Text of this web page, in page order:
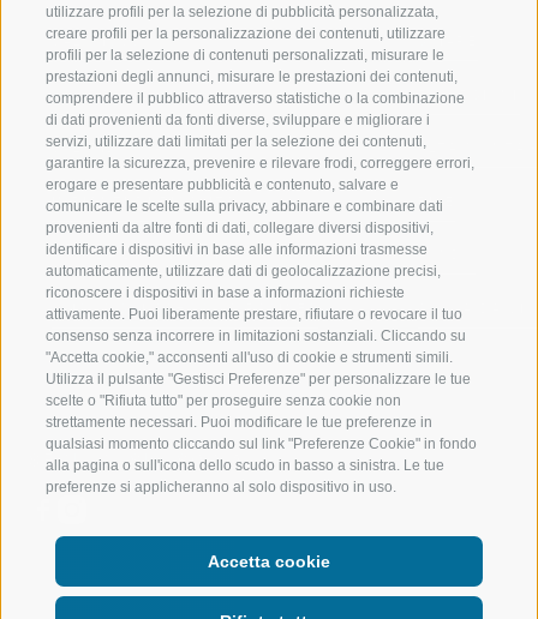
utilizzare profili per la selezione di pubblicità personalizzata,
creare profili per la personalizzazione dei contenuti, utilizzare
profili per la selezione di contenuti personalizzati, misurare le
prestazioni degli annunci, misurare le prestazioni dei contenuti,
comprendere il pubblico attraverso statistiche o la combinazione
di dati provenienti da fonti diverse, sviluppare e migliorare i
servizi, utilizzare dati limitati per la selezione dei contenuti,
garantire la sicurezza, prevenire e rilevare frodi, correggere errori,
erogare e presentare pubblicità e contenuto, salvare e
comunicare le scelte sulla privacy, abbinare e combinare dati
provenienti da altre fonti di dati, collegare diversi dispositivi,
identificare i dispositivi in base alle informazioni trasmesse
automaticamente, utilizzare dati di geolocalizzazione precisi,
riconoscere i dispositivi in base a informazioni richieste
attivamente. Puoi liberamente prestare, rifiutare o revocare il tuo
consenso senza incorrere in limitazioni sostanziali. Cliccando su
"Accetta cookie," acconsenti all'uso di cookie e strumenti simili.
Utilizza il pulsante "Gestisci Preferenze" per personalizzare le tue
scelte o "Rifiuta tutto" per proseguire senza cookie non
strettamente necessari. Puoi modificare le tue preferenze in
qualsiasi momento cliccando sul link "Preferenze Cookie" in fondo
alla pagina o sull'icona dello scudo in basso a sinistra. Le tue
preferenze si applicheranno al solo dispositivo in uso.
Accetta cookie
VAL GIOVO
VAL RACINES
VAL RIDANNA
IMPIANTI DI RISALITA
SCUOLA DI SCI RACINES
LUISL'S SKI SCHOOL A RACINES
SCIARE
ESCURSIONI
ALTA
BIKE
FONDO
ACQUA DA
SEGUICI SUI SOCIAL